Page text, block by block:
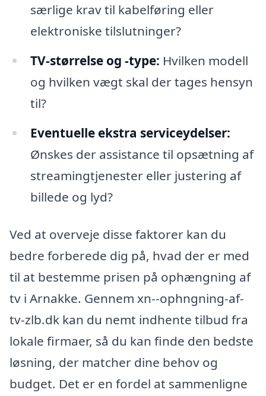
særlige krav til kabelføring eller
elektroniske tilslutninger?
TV-størrelse og -type: Hvilken modell
og hvilken vægt skal der tages hensyn
til?
Eventuelle ekstra serviceydelser:
Ønskes der assistance til opsætning af
streamingtjenester eller justering af
billede og lyd?
Ved at overveje disse faktorer kan du
bedre forberede dig på, hvad der er med
til at bestemme prisen på ophængning af
tv i Arnakke. Gennem xn--ophngning-af-
tv-zlb.dk kan du nemt indhente tilbud fra
lokale firmaer, så du kan finde den bedste
løsning, der matcher dine behov og
budget. Det er en fordel at sammenligne